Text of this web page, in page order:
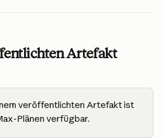
Artefakt
veröffentlichten Artefakt ist
Plänen verfügbar.